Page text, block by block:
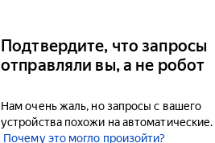
Подтвердите, что запросы
отправляли вы, а не робот
Нам очень жаль, но запросы с вашего
устройства похожи на автоматические.
Почему это могло произойти?